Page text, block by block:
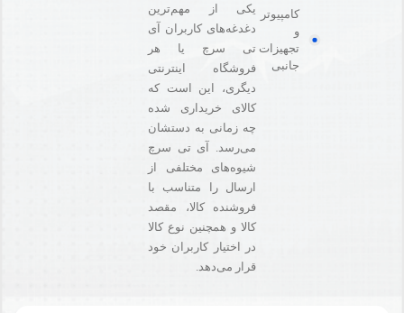
کامپیوتر
و
تجهیزات
جانبی
یکی از مهم‌ترین
دغدغه‌های کاربران آی
تی سرچ یا هر
فروشگاه‌ اینترنتی
دیگری، این است که
کالای خریداری شده
چه زمانی به دستشان
می‌رسد. آی تی سرچ
شیوه‌های مختلفی از
ارسال را متناسب با
فروشنده کالا،‌ مقصد
کالا و همچنین نوع کالا
در اختیار کاربران خود
قرار می‌دهد.